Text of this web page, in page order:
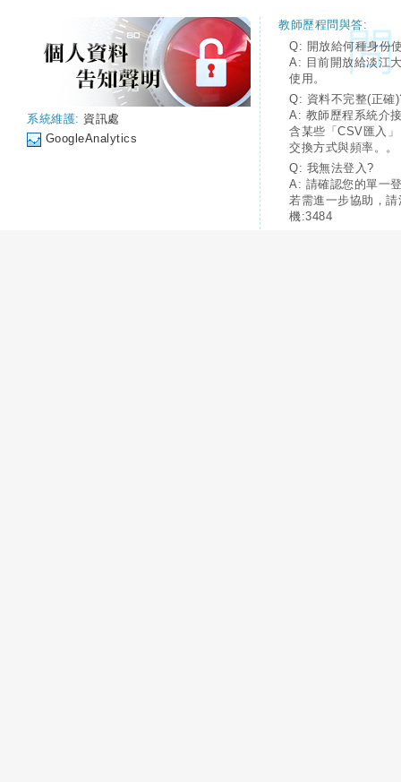
系統維護: 資訊處
GoogleAnalytics
教師歷程問與答:
Q: 開放給何種身份
A: 目前開放給淡江
使用。
Q: 資料不完整(正確
A: 教師歷程系統介
含某些「CSV匯入
交換方式與頻率。。
Q: 我無法登入?
A: 請確認您的單一
若需進一步協助，
機:3484